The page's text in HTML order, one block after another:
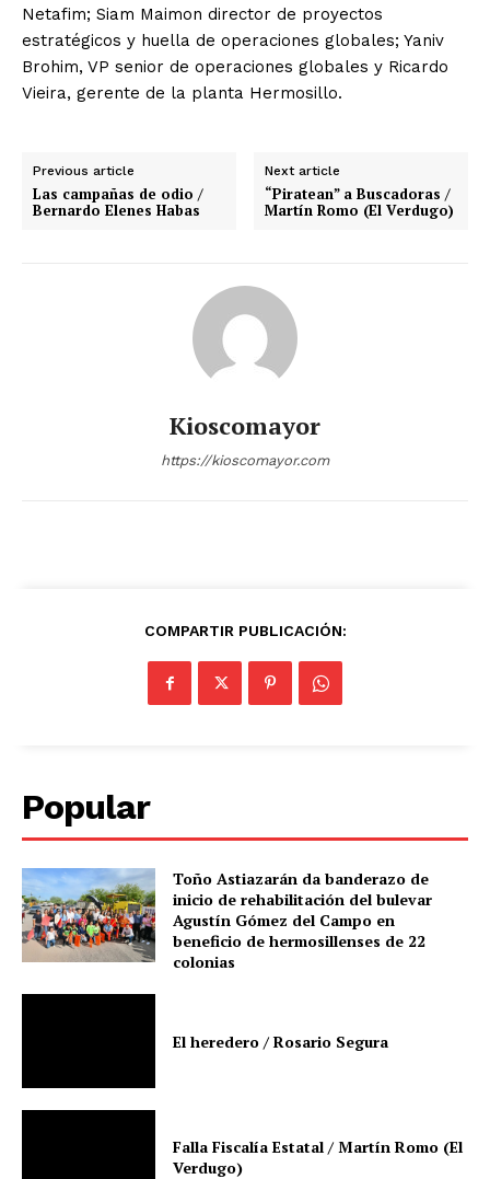
Netafim; Siam Maimon director de proyectos
estratégicos y huella de operaciones globales; Yaniv
Brohim, VP senior de operaciones globales y Ricardo
Vieira, gerente de la planta Hermosillo.
Previous article
Las campañas de odio /
Bernardo Elenes Habas
Next article
“Piratean” a Buscadoras /
Martín Romo (El Verdugo)
Kioscomayor
https://kioscomayor.com
COMPARTIR PUBLICACIÓN:
Popular
Toño Astiazarán da banderazo de
inicio de rehabilitación del bulevar
Agustín Gómez del Campo en
beneficio de hermosillenses de 22
colonias
El heredero / Rosario Segura
Falla Fiscalía Estatal / Martín Romo (El
Verdugo)